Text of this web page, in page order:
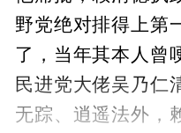
野党绝对排得上第
了，当年其本人曾
民进党大佬吴乃仁
无踪、逍遥法外，